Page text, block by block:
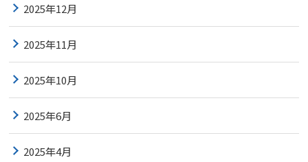
2025年12月
2025年11月
2025年10月
2025年6月
2025年4月